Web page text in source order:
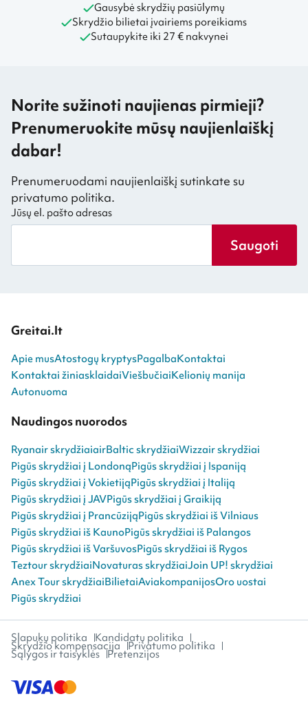
Gausybė skrydžių pasiūlymų
Skrydžio bilietai įvairiems poreikiams
Sutaupykite iki 27 € nakvynei
Norite sužinoti naujienas pirmieji?
Prenumeruokite mūsų naujienlaiškį
dabar!
Prenumeruodami naujienlaiškį sutinkate su
privatumo politika.
Jūsų el. pašto adresas
Saugoti
Greitai.lt
Apie musAtostogų kryptysPagalbaKontaktai
Kontaktai žiniasklaidaiViešbučiaiKelionių manija
Autonuoma
Naudingos nuorodos
Ryanair skrydžiaiairBaltic skrydžiaiWizzair skrydžiai
Pigūs skrydžiai į LondonąPigūs skrydžiai į Ispaniją
Pigūs skrydžiai į VokietijąPigūs skrydžiai į Italiją
Pigūs skrydžiai į JAVPigūs skrydžiai į Graikiją
Pigūs skrydžiai į PrancūzijąPigūs skrydžiai iš Vilniaus
Pigūs skrydžiai iš KaunoPigūs skrydžiai iš Palangos
Pigūs skrydžiai iš VaršuvosPigūs skrydžiai iš Rygos
Teztour skrydžiaiNovaturas skrydžiaiJoin UP! skrydžiai
Anex Tour skrydžiaiBilietaiAviakompanijosOro uostai
Pigūs skrydžiai
Slapukų politika Kandidatų politika
Skrydžio kompensacija Privatumo politika
Sąlygos ir taisyklės Pretenzijos